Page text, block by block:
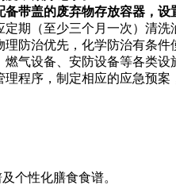
备带盖的废弃物存放容器，
期（至少三个月一次）清洗
防治优先，化学防治有条件
气设备、安防设备等各类
理程序，制定相应的应急预
个性化膳食食谱。